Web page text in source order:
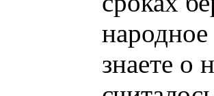
народное
знаете о